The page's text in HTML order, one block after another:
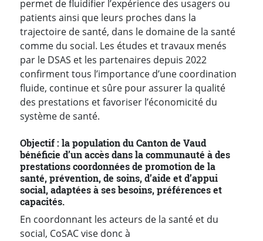
permet de fluidifier l’expérience des usagers ou
patients ainsi que leurs proches dans la
trajectoire de santé, dans le domaine de la santé
comme du social. Les études et travaux menés
par le DSAS et les partenaires depuis 2022
confirment tous l’importance d’une coordination
fluide, continue et sûre pour assurer la qualité
des prestations et favoriser l’économicité du
système de santé.
Objectif : la population du Canton de Vaud
bénéficie d’un accès dans la communauté à des
prestations coordonnées de promotion de la
santé, prévention, de soins, d’aide et d’appui
social, adaptées à ses besoins, préférences et
capacités.
En coordonnant les acteurs de la santé et du
social, CoSAC vise donc à